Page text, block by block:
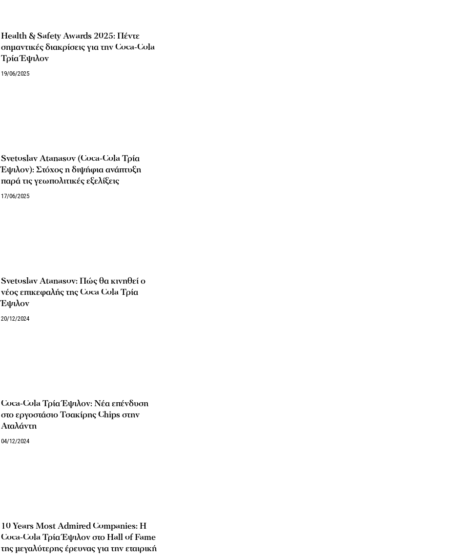
Health & Safety Awards 2025: Πέντε
σημαντικές διακρίσεις για την Coca-Cola
Τρία Έψιλον
19/06/2025
Svetoslav Atanasov (Coca-Cola Τρία
Έψιλον): Στόχος η διψήφια ανάπτυξη
παρά τις γεωπολιτικές εξελίξεις
17/06/2025
Svetoslav Atanasov: Πώς θα κινηθεί ο
νέος επικεφαλής της Coca Cola Τρία
Έψιλον
20/12/2024
Coca-Cola Τρία Έψιλον: Νέα επένδυση
στο εργοστάσιο Τσακίρης Chips στην
Αταλάντη
04/12/2024
10 Years Μοst Admired Companies: H
Coca-Cola Τρία Έψιλον στο Hall of Fame
της μεγαλύτερης έρευνας για την εταιρική